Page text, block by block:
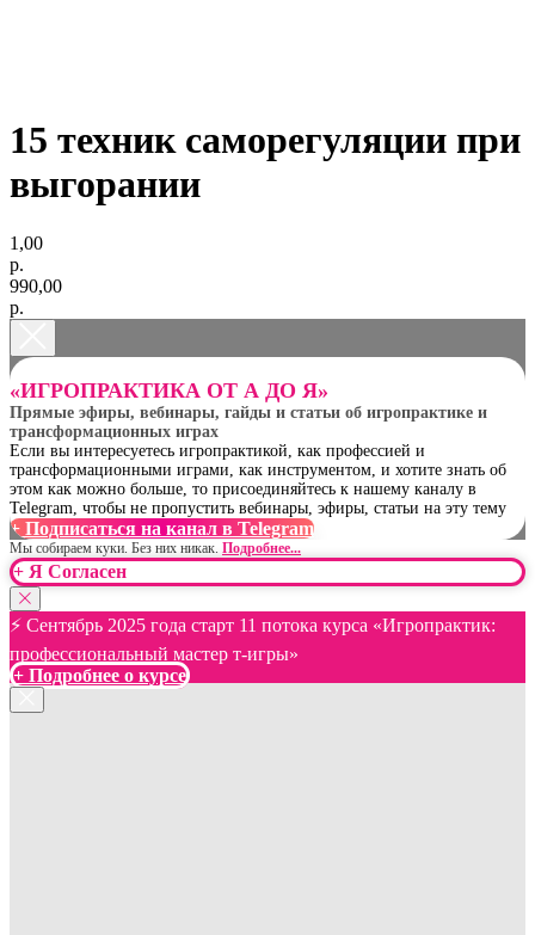
15 техник саморегуляции при
выгорании
1,00
р.
990,00
р.
«ИГРОПРАКТИКА ОТ А ДО Я»
Прямые эфиры, вебинары, гайды и статьи об игропрактике и
трансформационных играх
Если вы интересуетесь игропрактикой, как профессией и
трансформационными играми, как инструментом, и хотите знать об
этом как можно больше, то присоединяйтесь к нашему каналу в
Telegram, чтобы не пропустить вебинары, эфиры, статьи на эту тему
+ Подписаться на канал в Telegram
Мы собираем куки. Без них никак. Подробнее...
+ Я Согласен
⚡️ Сентябрь 2025 года старт 11 потока курса «Игропрактик:
профессиональный мастер т-игры»
+ Подробнее о курсе